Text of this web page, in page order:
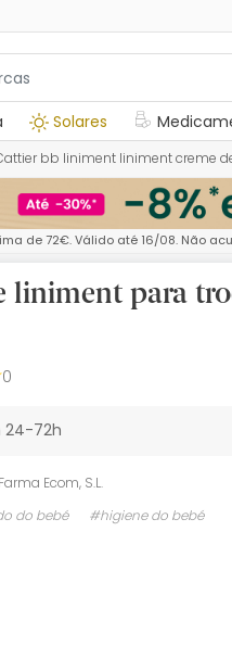
Solares
bb liniment liniment creme
de 72€. Válido até 16/08. Não
para
0
24-72h
Ecom, S.L.
do bebé
#higiene do bebé